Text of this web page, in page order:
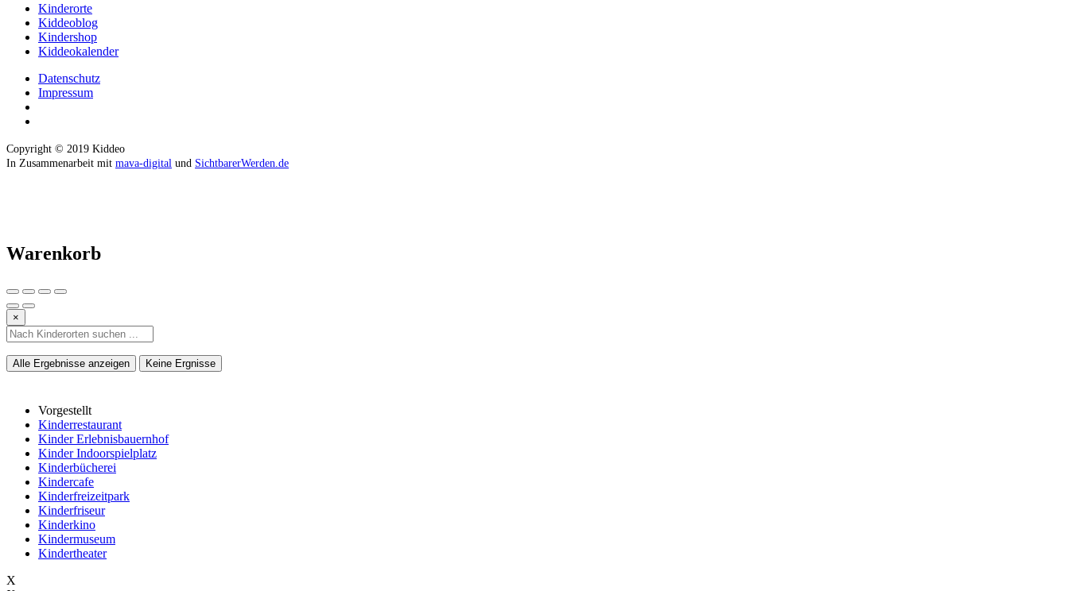
Kinderorte
Kiddeoblog
Kindershop
Kiddeokalender
Datenschutz
Impressum
Copyright © 2019 Kiddeo
In Zusammenarbeit mit mava-digital und SichtbarerWerden.de
Warenkorb
×
Alle Ergebnisse anzeigen Keine Ergnisse
Vorgestellt
Kinderrestaurant
Kinder Erlebnisbauernhof
Kinder Indoorspielplatz
Kinderbücherei
Kindercafe
Kinderfreizeitpark
Kinderfriseur
Kinderkino
Kindermuseum
Kindertheater
X